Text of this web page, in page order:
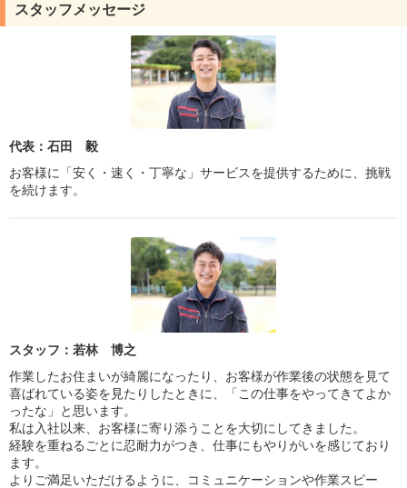
スタッフメッセージ
代表：石田 毅
お客様に「安く・速く・丁寧な」サービスを提供するために、挑戦
を続けます。
スタッフ：若林 博之
作業したお住まいが綺麗になったり、お客様が作業後の状態を見て
喜ばれている姿を見たりしたときに、「この仕事をやってきてよか
ったな」と思います。
私は入社以来、お客様に寄り添うことを大切にしてきました。
経験を重ねるごとに忍耐力がつき、仕事にもやりがいを感じており
ます。
よりご満足いただけるように、コミュニケーションや作業スピー